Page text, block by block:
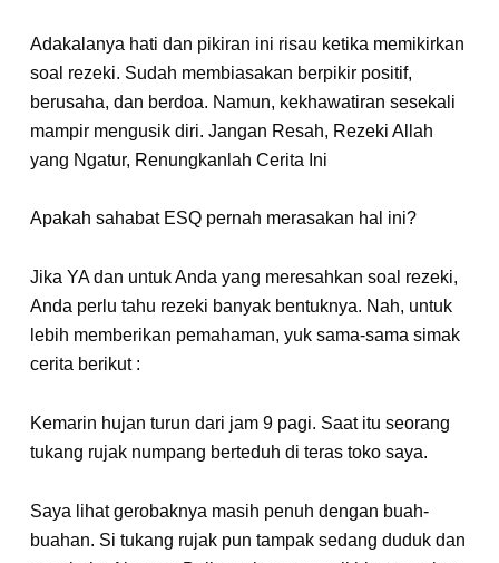
Adakalanya hati dan pikiran ini risau ketika memikirkan
soal rezeki. Sudah membiasakan berpikir positif,
berusaha, dan berdoa. Namun, kekhawatiran sesekali
mampir mengusik diri. Jangan Resah, Rezeki Allah
yang Ngatur, Renungkanlah Cerita Ini
Apakah sahabat ESQ pernah merasakan hal ini?
Jika YA dan untuk Anda yang meresahkan soal rezeki,
Anda perlu tahu rezeki banyak bentuknya. Nah, untuk
lebih memberikan pemahaman, yuk sama-sama simak
cerita berikut :
Kemarin hujan turun dari jam 9 pagi. Saat itu seorang
tukang rujak numpang berteduh di teras toko saya.
Saya lihat gerobaknya masih penuh dengan buah-
buahan. Si tukang rujak pun tampak sedang duduk dan